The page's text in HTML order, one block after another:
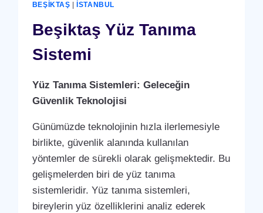
BEŞIKTAŞ İSTANBUL
Beşiktaş Yüz Tanıma
Sistemi
Yüz Tanıma Sistemleri: Geleceğin
Güvenlik Teknolojisi
Günümüzde teknolojinin hızla ilerlemesiyle
birlikte, güvenlik alanında kullanılan
yöntemler de sürekli olarak gelişmektedir. Bu
gelişmelerden biri de yüz tanıma
sistemleridir. Yüz tanıma sistemleri,
bireylerin yüz özelliklerini analiz ederek